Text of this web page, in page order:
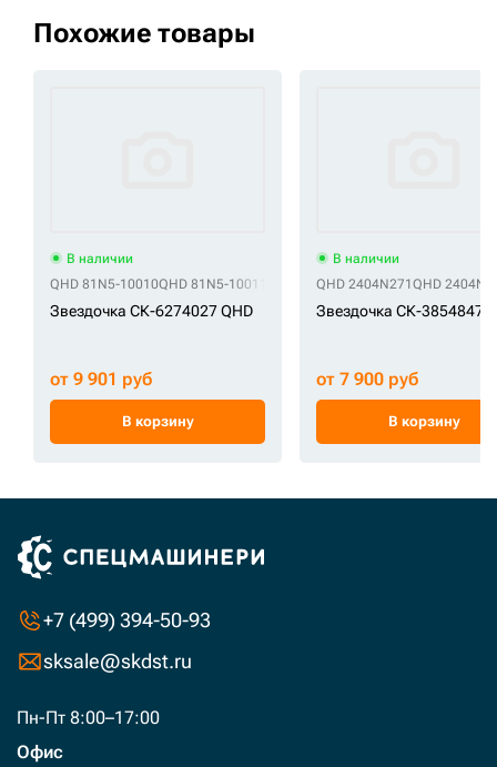
Похожие товары
В наличии
QHD 81N5-10010QHD 81N5-10011 QHD 81N5-10011BG
Звездочка СК-6274027 QHD
от 9 901 руб
В корзину
В наличии
QHD 2404N271 QHD
Звездочка СК-3854847
от 7 900 руб
В корзину
+7 (499) 394-50-93
sksale@skdst.ru
Пн-Пт 8:00–17:00
Офис